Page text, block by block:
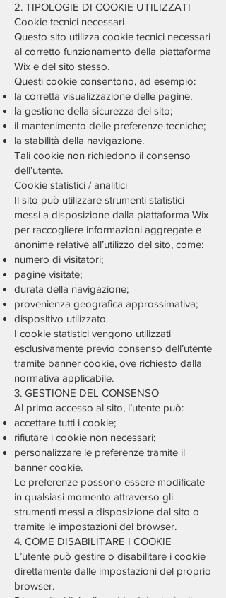
2. TIPOLOGIE DI COOKIE UTILIZZATI
Cookie tecnici necessari
Questo sito utilizza cookie tecnici necessari
al corretto funzionamento della piattaforma
Wix e del sito stesso.
Questi cookie consentono, ad esempio:
la corretta visualizzazione delle pagine;
la gestione della sicurezza del sito;
il mantenimento delle preferenze tecniche;
la stabilità della navigazione.
Tali cookie non richiedono il consenso
dell’utente.
Cookie statistici / analitici
Il sito può utilizzare strumenti statistici
messi a disposizione dalla piattaforma Wix
per raccogliere informazioni aggregate e
anonime relative all’utilizzo del sito, come:
numero di visitatori;
pagine visitate;
durata della navigazione;
provenienza geografica approssimativa;
dispositivo utilizzato.
I cookie statistici vengono utilizzati
esclusivamente previo consenso dell’utente
tramite banner cookie, ove richiesto dalla
normativa applicabile.
3. GESTIONE DEL CONSENSO
Al primo accesso al sito, l’utente può:
accettare tutti i cookie;
rifiutare i cookie non necessari;
personalizzare le preferenze tramite il
banner cookie.
Le preferenze possono essere modificate
in qualsiasi momento attraverso gli
strumenti messi a disposizione dal sito o
tramite le impostazioni del browser.
4. COME DISABILITARE I COOKIE
L’utente può gestire o disabilitare i cookie
direttamente dalle impostazioni del proprio
browser.